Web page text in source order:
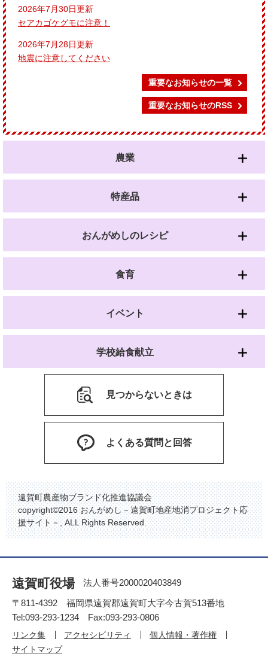
2026年7月30日更新
セアカゴケグモに注意！
2026年7月28日更新
地震に注意してください
重要なお知らせの一覧
重要なお知らせのRSS
農業
特産品
おんがめしのレシピ
食育
イベント
学校給食献立
見つからないときは
よくある質問と回答
遠賀町農産物ブランド化推進協議会
copyright©2016 おんがめし－遠賀町地産地消プロジェクト応
援サイト－, ALL Rights Reserved.
遠賀町役場
法人番号2000020403849
〒811-4392 福岡県遠賀郡遠賀町大字今古賀513番地
Tel:093-293-1234 Fax:093-293-0806
リンク集 アクセシビリティ
個人情報・著作権
サイトマップ